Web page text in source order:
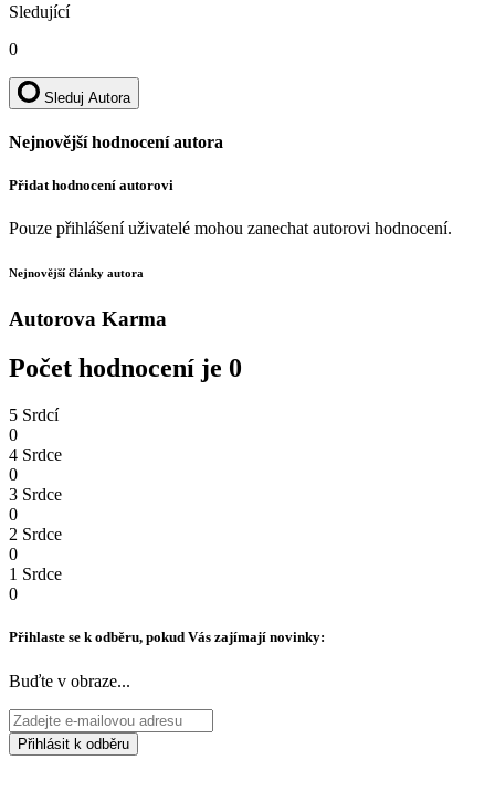
Sledující
0
Sleduj Autora
Nejnovější hodnocení autora
Přidat hodnocení autorovi
Pouze přihlášení uživatelé mohou zanechat autorovi hodnocení.
Nejnovější články autora
Autorova Karma
Počet hodnocení je 0
5 Srdcí
0
4 Srdce
0
3 Srdce
0
2 Srdce
0
1 Srdce
0
Přihlaste se k odběru, pokud Vás zajímají novinky:
Buďte v obraze...
Přihlásit k odběru